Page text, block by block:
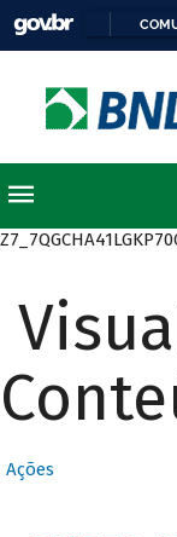
Ações